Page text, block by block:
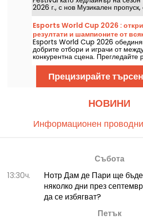
2026 г., с нов Музикален пропуск,
аксесоари и няколко изпълними
колаборация позволява да
Dark Thoughts, Love Me и 500lbs
музикалния режим на Epic
Esports World Cup 2026 :
резултати и шампионите от
среща
Esports World Cup 2026
добрите отбори и играчи от
конкурентна сцена. Прегледайте
от финалите, точните резултати,
във всеки турнир и календара на
предстоящите срещи.
Прецизирайте
НОВИНИ
Информационен
Събота
13:30ч.
Нотр Дам де Пари ще бъде
няколко дни през
да се избягват?
Петък